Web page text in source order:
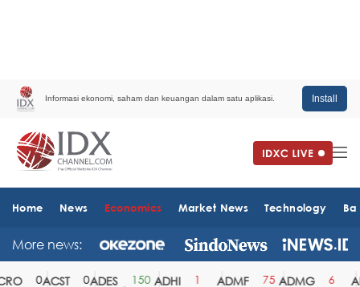
Informasi ekonomi, saham dan keuangan dalam satu aplikasi. Install
Home News Economics Market News Technology
More news:
ACST ADES
150 ADHI ADMF
75 ADMG